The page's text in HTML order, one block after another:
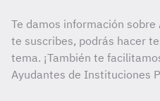
Te damos información
te suscribes, podrás hacer
tema. ¡También te
Ayudantes de Instituciones